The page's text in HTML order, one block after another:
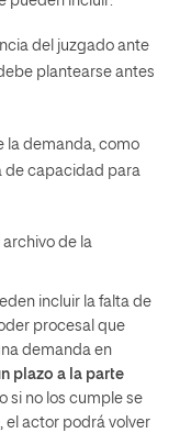
del juzgado ante
plantearse antes
la demanda, como
de capacidad para
de la
incluir la falta de
procesal que
demanda en
plazo a la parte
si no los cumple se
el actor podrá volver